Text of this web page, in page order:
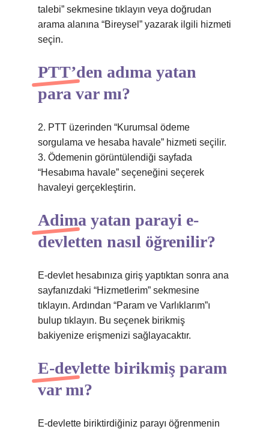
talebi” sekmesine tıklayın veya doğrudan
arama alanına “Bireysel” yazarak ilgili hizmeti
seçin.
PTT’den adıma yatan
para var mı?
2. PTT üzerinden “Kurumsal ödeme
sorgulama ve hesaba havale” hizmeti seçilir.
3. Ödemenin görüntülendiği sayfada
“Hesabıma havale” seçeneğini seçerek
havaleyi gerçekleştirin.
Adima yatan parayi e-
devletten nasıl öğrenilir?
E-devlet hesabınıza giriş yaptıktan sonra ana
sayfanızdaki “Hizmetlerim” sekmesine
tıklayın. Ardından “Param ve Varlıklarım”ı
bulup tıklayın. Bu seçenek birikmiş
bakiyenize erişmenizi sağlayacaktır.
E-devlette birikmiş param
var mı?
E-devlette biriktirdiğiniz parayı öğrenmenin